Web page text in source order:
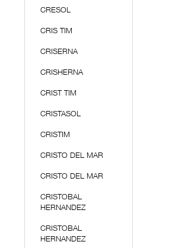
CRESOL
CRIS TIM
CRISERNA
CRISHERNA
CRIST TIM
CRISTASOL
CRISTIM
CRISTO DEL MAR
CRISTO DEL MAR
CRISTOBAL
HERNANDEZ
CRISTOBAL
HERNANDEZ